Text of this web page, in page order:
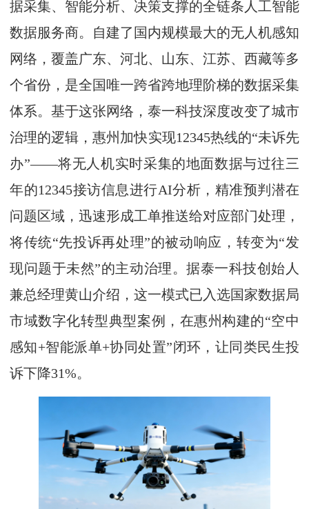
据采集、智能分析、决策支撑的全链条人工智能
数据服务商。自建了国内规模最大的无人机感知
网络，覆盖广东、河北、山东、江苏、西藏等多
个省份，是全国唯一跨省跨地理阶梯的数据采集
体系。基于这张网络，泰一科技深度改变了城市
治理的逻辑，惠州加快实现12345热线的“未诉先
办”——将无人机实时采集的地面数据与过往三
年的12345接访信息进行AI分析，精准预判潜在
问题区域，迅速形成工单推送给对应部门处理，
将传统“先投诉再处理”的被动响应，转变为“发
现问题于未然”的主动治理。据泰一科技创始人
兼总经理黄山介绍，这一模式已入选国家数据局
市域数字化转型典型案例，在惠州构建的“空中
感知+智能派单+协同处置”闭环，让同类民生投
诉下降31%。